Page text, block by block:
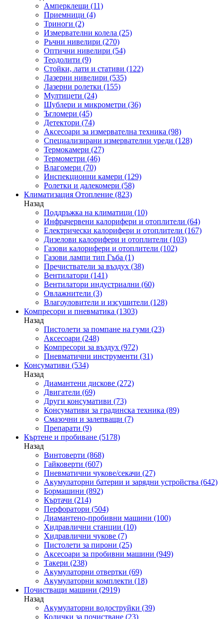
Амперклещи (11)
Приемници (4)
Триноги (2)
Измервателни колела (25)
Ръчни нивелири (270)
Оптични нивелири (54)
Теодолити (9)
Стойки, лати и стативи (122)
Лазерни нивелири (535)
Лазерни ролетки (155)
Мултицети (24)
Шублери и микрометри (36)
Ъгломери (45)
Детектори (74)
Аксесоари за измервателна техника (98)
Специализирани измервателни уреди (128)
Термокамери (27)
Термометри (46)
Влагомери (70)
Инспекционни камери (129)
Ролетки и далекомери (58)
Климатизация Отопление (823)
Назад
Поддръжка на климатици (10)
Инфрачервени калорифери и отоплители (64)
Електрически калорифери и отоплители (167)
Дизелови калорифери и отоплители (103)
Газови калорифери и отоплители (102)
Газови лампи тип Гъба (1)
Пречистватели за въздух (38)
Вентилатори (141)
Вентилатори индустриални (60)
Овлажнители (3)
Влагоуловители и изсушители (128)
Компресори и пневматика (1303)
Назад
Пистолети за помпане на гуми (23)
Аксесоари (248)
Компресори за въздух (972)
Пневматични инструменти (31)
Консумативи (534)
Назад
Диамантени дискове (272)
Двигатели (69)
Други консумативи (73)
Консумативи за градинска техника (89)
Смазочни и залепващи (7)
Препарати (9)
Къртене и пробиване (5178)
Назад
Винтоверти (868)
Гайковерти (607)
Пневматични чукове/секачи (27)
Акумулаторни батерии и зарядни устройства (642)
Бормашини (892)
Къртачи (214)
Перфоратори (504)
Диамантено-пробивни машини (100)
Хидравлични станции (10)
Хидравлични чукове (7)
Пистолети за пирони (25)
Аксесоари за пробивни машини (949)
Такери (238)
Акумулаторни отвертки (69)
Акумулаторни комплекти (18)
Почистващи машини (2919)
Назад
Акумулаторни водоструйки (39)
Колички за почистване (23)